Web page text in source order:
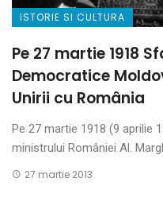
ISTORIE SI CULTURA
Pe 27 martie 1918
Democratice
Unirii cu România
Pe 27 martie 1918 (9 aprilie
ministrului României Al.
27 martie 2013